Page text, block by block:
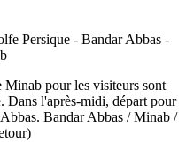
pour les visiteurs sont
Dans l'après-midi, départ pour
Bandar Abbas / Minab /